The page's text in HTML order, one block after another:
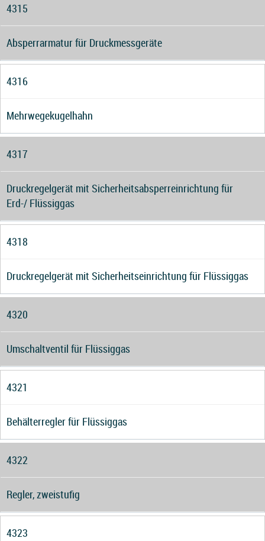
4315
Absperrarmatur für Druckmessgeräte
4316
Mehrwegekugelhahn
4317
Druckregelgerät mit Sicherheitsabsperreinrichtung für
Erd-/ Flüssiggas
4318
Druckregelgerät mit Sicherheitseinrichtung für Flüssiggas
4320
Umschaltventil für Flüssiggas
4321
Behälterregler für Flüssiggas
4322
Regler, zweistufig
4323